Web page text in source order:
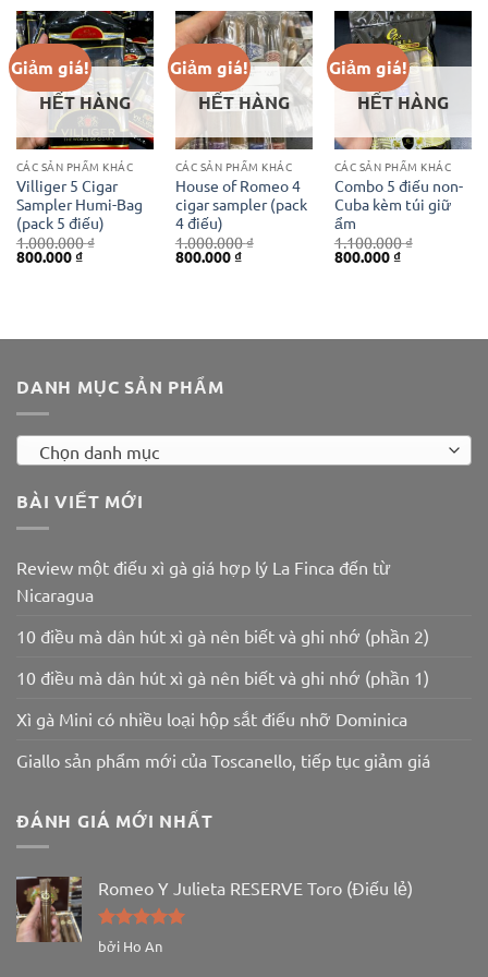
850.000 ₫.
Giảm giá!
HẾT HÀNG
CÁC SẢN PHẨM KHÁC
Villiger 5 Cigar
Sampler Humi-Bag
(pack 5 điếu)
1.000.000₫
Giá
800.000₫Giá
Giảm giá!
HẾT HÀNG
CÁC SẢN PHẨM KHÁC
House of Romeo 4
cigar sampler (pack
4 điếu)
1.000.000₫
Giá
800.000₫Giá
Giảm giá!
HẾT HÀNG
CÁC SẢN PHẨM KHÁC
Combo 5 điếu non-
Cuba kèm túi giữ
ẩm
1.100.000₫
Giá
800.000₫Giá
DANH MỤC SẢN PHẨM
Chọn danh mục
BÀI VIẾT MỚI
Review một điếu xì gà giá hợp lý La Finca đến từ
Nicaragua
10 điều mà dân hút xì gà nên biết và ghi nhớ (phần 2)
10 điều mà dân hút xì gà nên biết và ghi nhớ (phần 1)
Xì gà Mini có nhiều loại hộp sắt điếu nhỡ Dominica
Giallo sản phẩm mới của Toscanello, tiếp tục giảm giá
ĐÁNH GIÁ MỚI NHẤT
Romeo Y Julieta RESERVE Toro (Điếu lẻ)
Được xếp
bởi Ho An